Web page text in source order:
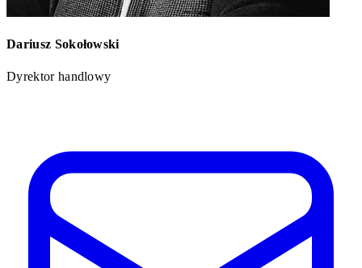
Dariusz Sokołowski
Dyrektor handlowy